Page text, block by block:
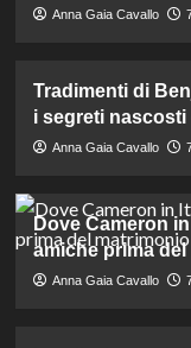
Anna Gaia Cavallo
Tradimenti di
i segreti
Anna Gaia Cavallo
Dove Cameron
amiche prima
Anna Gaia Cavallo